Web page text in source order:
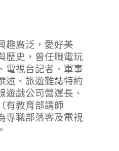
趣廣泛，愛好美
歷史，曾任職電玩
電視台記者、軍事
述、旅遊雜誌特約
遊戲公司營運長、
有教育部講師
專職部落客及電視